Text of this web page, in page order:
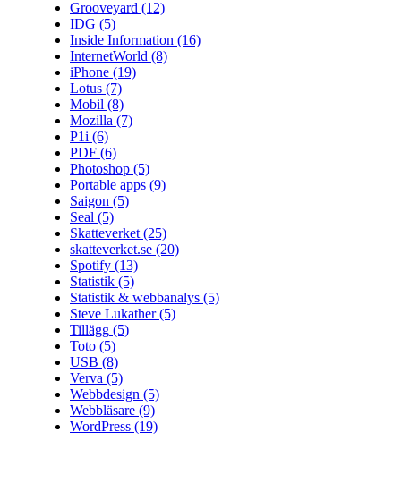
Grooveyard (12)
IDG (5)
Inside Information (16)
InternetWorld (8)
iPhone (19)
Lotus (7)
Mobil (8)
Mozilla (7)
P1i (6)
PDF (6)
Photoshop (5)
Portable apps (9)
Saigon (5)
Seal (5)
Skatteverket (25)
skatteverket.se (20)
Spotify (13)
Statistik (5)
Statistik & webbanalys (5)
Steve Lukather(5)
Tillägg (5)
Toto (5)
USB (8)
Verva (5)
Webbdesign (5)
Webbläsare (9)
WordPress (19)